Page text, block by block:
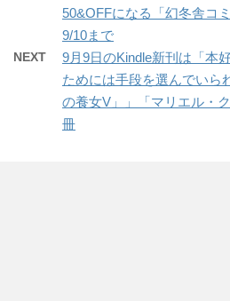
50&OFFになる「幻冬舎コ
9/10まで
NEXT
9月9日のKindle新刊は「本
ためには手段を選んでいら
の養女V」」「マリエル・
冊